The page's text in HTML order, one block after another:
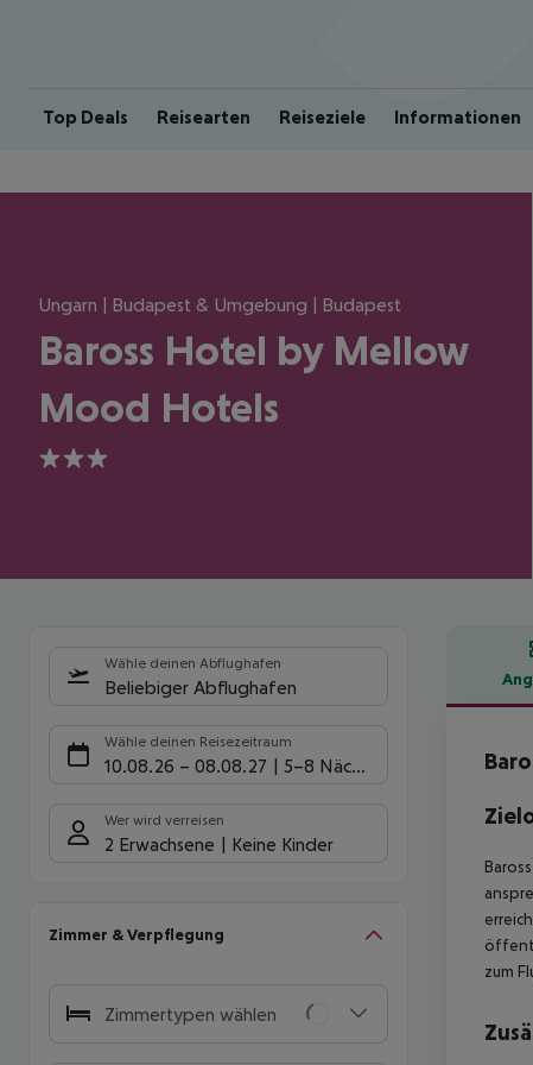
Top Deals Reisearten Reiseziele Informationen
Ungarn | Budapest & Umgebung | Budapest
Baross Hotel by Mellow
Mood Hotels
3
Wähle deinen Abflughafen
Beliebiger Abflughafen
Wähle deinen Reisezeitraum
10.08.26 – 08.08.27 5-8 Nächte
Wer wird verreisen
2 Erwachsene Keine Kinder
Zimmer & Verpflegung
Zimmertypen wählen
zum